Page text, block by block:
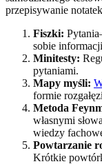
przepisywanie
Fiszki:
sobie
Minitesty:
pytaniami.
Mapy myśli:
formie
Metoda
własnymi
wiedzy
Powtarzanie
Krótkie